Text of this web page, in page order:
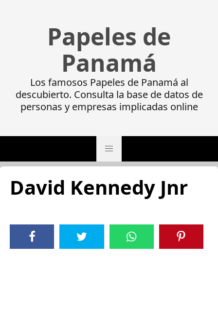
Papeles de
Panamá
Los famosos Papeles de Panamá al
descubierto. Consulta la base de datos de
personas y empresas implicadas online
David Kennedy Jnr